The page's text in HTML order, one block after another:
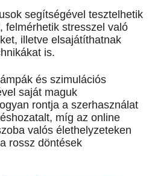
segítségével tesztelhetik
felmérhetik stresszel való
illetve elsajátíthatnak
is.
és szimulációs
saját maguk
rontja a szerhasználat
míg az online
valós élethelyzeteken
rossz döntések